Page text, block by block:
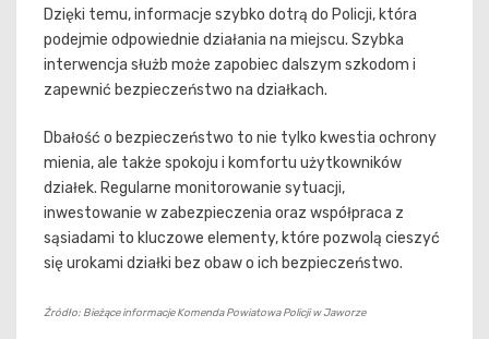
Dzięki temu, informacje szybko dotrą do Policji, która
podejmie odpowiednie działania na miejscu. Szybka
interwencja służb może zapobiec dalszym szkodom i
zapewnić bezpieczeństwo na działkach.
Dbałość o bezpieczeństwo to nie tylko kwestia ochrony
mienia, ale także spokoju i komfortu użytkowników
działek. Regularne monitorowanie sytuacji,
inwestowanie w zabezpieczenia oraz współpraca z
sąsiadami to kluczowe elementy, które pozwolą cieszyć
się urokami działki bez obaw o ich bezpieczeństwo.
Źródło: Bieżące informacje Komenda Powiatowa Policji w Jaworze